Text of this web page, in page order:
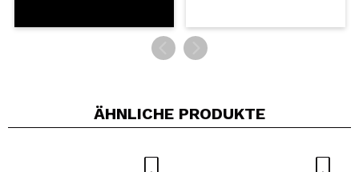
ÄHNLICHE PRODUKTE